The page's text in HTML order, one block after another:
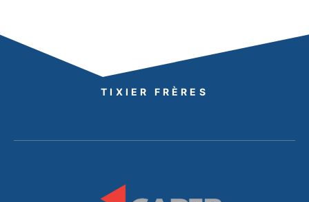
TIXIER FRÈRES